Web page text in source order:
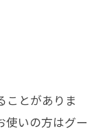
ことがありま
使いの方はグー